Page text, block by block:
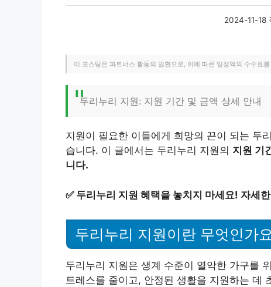
2024-11-18
이 포스팅은 파트너스 활동의 일환으로, 이에 따른 일정액의 수수료
두리누리 지원: 지원 기간 및 금액 상세 안내
지원이 필요한 이들에게 희망의 끈이 되는 두
습니다. 이 글에서는 두리누리 지원의 지원 기
니다.
✅ 두리누리 지원 혜택을 놓치지 마세요! 자세
두리누리 지원이란 무엇인가
두리누리 지원은 생계 수준이 열악한 가구를
트레스를 줄이고, 안정된 생활을 지원하는 데